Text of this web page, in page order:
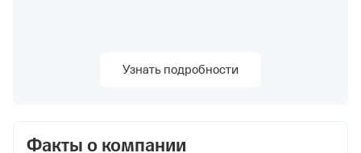
Узнать подробности
Факты о компании